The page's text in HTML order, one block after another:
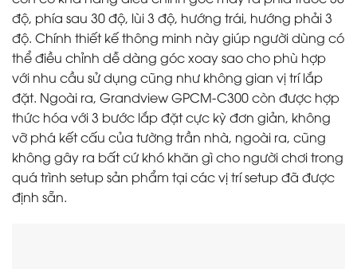
độ, phía sau 30 độ, lùi 3 độ, hướng trái, hướng phải 3
độ. Chính thiết kế thông minh này giúp người dùng có
thể điều chỉnh dễ dàng góc xoay sao cho phù hợp
với nhu cầu sử dụng cũng như không gian vị trí lắp
đặt. Ngoài ra, Grandview GPCM-C300 còn được hợp
thức hóa với 3 bước lắp đặt cực kỳ đơn giản, không
vỡ phá kết cấu của tường trần nhà, ngoài ra, cũng
không gây ra bất cứ khó khăn gì cho người chơi trong
quá trình setup sản phẩm tại các vị trí setup đã được
định sẵn.